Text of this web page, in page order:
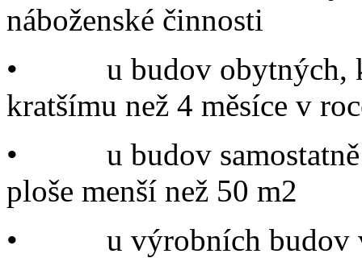
náboženské činnosti
• u budov obytných,
kratšímu než 4 měsíce v
• u budov samostatně
ploše menší než 50 m2
• u výrobních budov v